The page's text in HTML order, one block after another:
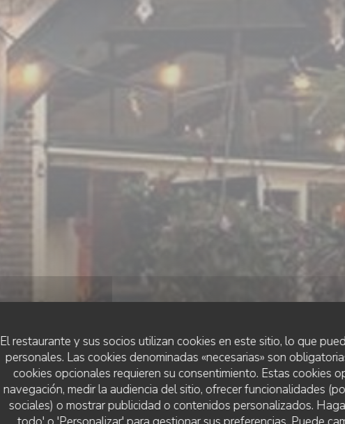
El restaurante y sus socios utilizan cookies en este sitio, lo que
personales. Las cookies denominadas «necesarias» son
cookies opcionales requieren su consentimiento. Estas cookies
navegación, medir la audiencia del sitio, ofrecer funcionalidades
sociales) o mostrar publicidad o contenidos personalizados.
• VOGELENZANG